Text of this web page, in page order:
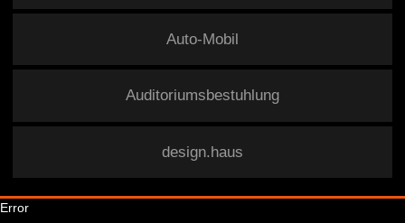
Auto-Mobil
Auditoriumsbestuhlung
design.haus
Error